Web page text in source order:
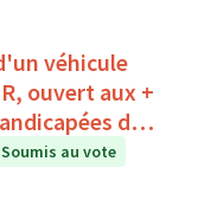
véhicule
ouvert aux +
du
Soumis au vote